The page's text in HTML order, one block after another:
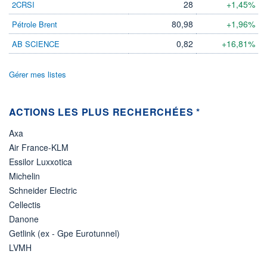
2CRSI 28 +1,45%
Pétrole Brent 80,98 +1,96%
AB SCIENCE 0,82 +16,81%
Gérer mes listes
ACTIONS LES PLUS RECHERCHÉES *
Axa
Air France-KLM
Essilor Luxxotica
Michelin
Schneider Electric
Cellectis
Danone
Getlink (ex - Gpe Eurotunnel)
LVMH